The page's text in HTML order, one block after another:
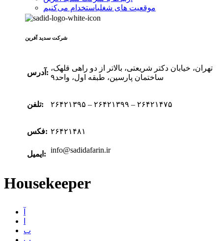
موقعیت های شغلیاستخدام ‌می‌کنیم
شرکت سدید‌ آفرین
آدرس:
تهران، خیابان دکتر شریعتی، بالاتر از دو راهی قلهک،
ساختمان پارسین، طبقه اول، واحد۹
تلفن: ۲۶۴۲۱۳۹۵ – ۲۶۴۲۱۳۹۹ – ۲۶۴۲۱۴۷۵
فکس: ۲۶۴۲۱۴۸۱
ایمیل: info@sadidafarin.ir
Housekeeper
ب